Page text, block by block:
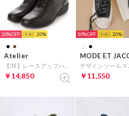
30% 20
Atelier
￥14,850
50% 20
￥11,550